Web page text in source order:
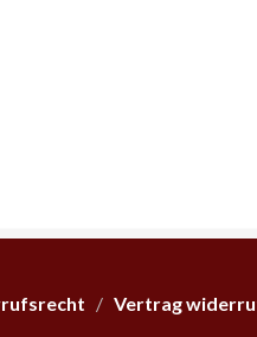
/ Vertrag